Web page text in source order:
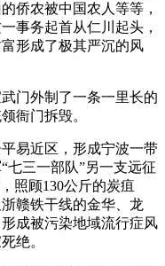
侨农被中国农人等等，
事务起首从仁川起头，
形成了极其严沉的风
门外制了一条一里长的
衙门拆毁。
易近区，形成宁波一带
七三一部队”另一支远征
照顾130公斤的炭疽
赣铁干线的金华、龙
成被污染地域流行症风
绝。